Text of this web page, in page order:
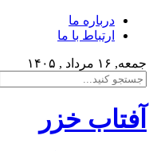
درباره ما
ارتباط با ما
جمعه, ۱۶ مرداد , ۱۴۰۵
آفتاب خزر